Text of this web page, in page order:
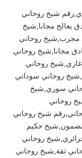
شيخ روحاني
يعالج مجانا,شيخ
مجرب,شيخ روحاني
مجانا,شيخ روحاني
روحاني
روحاني سوداني
سوري,شيخ
روحاني
شيخ روحاني
حكيم
روحاني
ثقة,شيخ روحاني